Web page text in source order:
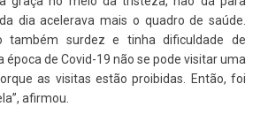
dia acelerava mais o quadro de saúde.
também surdez e tinha dificuldade de
época de Covid-19 não se pode visitar uma
as visitas estão proibidas. Então, foi
afirmou.